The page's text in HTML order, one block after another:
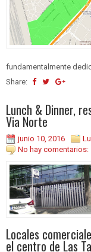
fundamentalmente
Share:
Lunch & Dinner,
Via Norte
junio 10, 2016
No hay comentarios:
Locales
el centro de Las